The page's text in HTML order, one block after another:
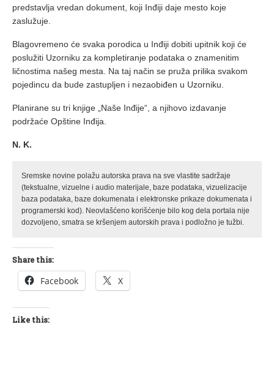
predstavlja vredan dokument, koji Inđiji daje mesto koje
zaslužuje.
Blagovremeno će svaka porodica u Inđiji dobiti upitnik koji će
poslužiti Uzorniku za kompletiranje podataka o znamenitim
ličnostima našeg mesta. Na taj način se pruža prilika svakom
pojedincu da bude zastupljen i nezaobiđen u Uzorniku.
Planirane su tri knjige „Naše Inđije“, a njihovo izdavanje
podržaće Opštine Inđija.
N. K.
Sremske novine polažu autorska prava na sve vlastite sadržaje
(tekstualne, vizuelne i audio materijale, baze podataka, vizuelizacije
baza podataka, baze dokumenata i elektronske prikaze dokumenata i
programerski kod). Neovlašćeno korišćenje bilo kog dela portala nije
dozvoljeno, smatra se kršenjem autorskih prava i podložno je tužbi.
Share this:
Facebook X
Like this: